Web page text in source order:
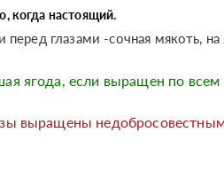
когда настоящий.
глазами -сочная мякоть,
ягода, если выращен по
выращены